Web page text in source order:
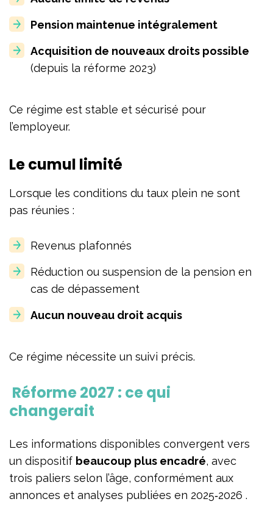
Pension maintenue intégralement
Acquisition de nouveaux droits possible
(depuis la réforme 2023)
Ce régime est stable et sécurisé pour
l’employeur.
Le cumul limité
Lorsque les conditions du taux plein ne sont
pas réunies :
Revenus plafonnés
Réduction ou suspension de la pension en
cas de dépassement
Aucun nouveau droit acquis
Ce régime nécessite un suivi précis.
Réforme 2027 : ce qui
changerait
Les informations disponibles convergent vers
un dispositif beaucoup plus encadré, avec
trois paliers selon l’âge, conformément aux
annonces et analyses publiées en 2025‑2026 .